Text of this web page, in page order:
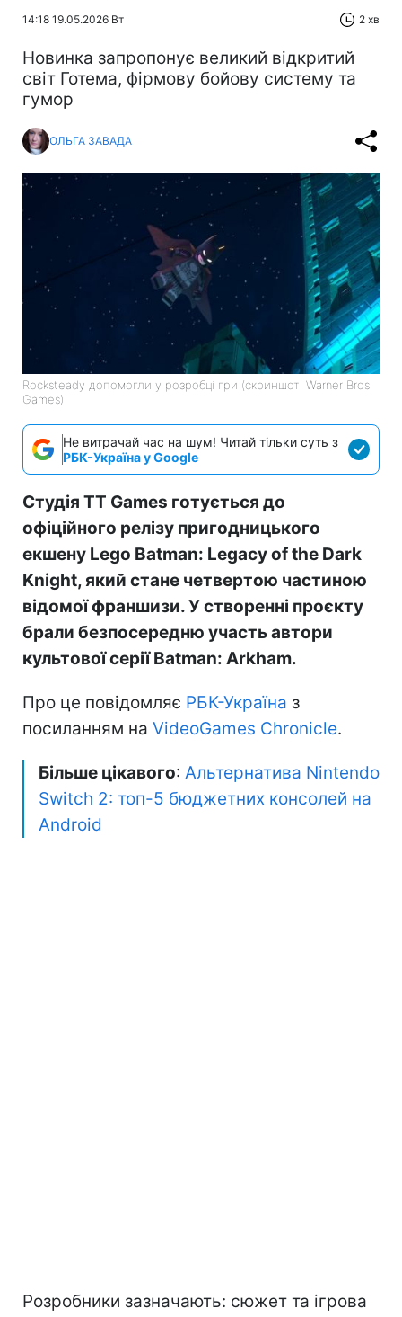
14:18 19.05.2026 Вт 2 хв
Новинка запропонує великий відкритий
світ Готема, фірмову бойову систему та
гумор
ОЛЬГА ЗАВАДА
Rocksteady допомогли у розробці гри (скриншот: Warner Bros.
Games)
Не витрачай час на шум! Читай тільки суть з
РБК-Україна у Google
Студія TT Games готується до
офіційного релізу пригодницького
екшену Lego Batman: Legacy of the Dark
Knight, який стане четвертою частиною
відомої франшизи. У створенні проєкту
брали безпосередню участь автори
культової серії Batman: Arkham.
Про це повідомляє РБК-Україна з
посиланням на VideoGames Chronicle.
Більше цікавого: Альтернатива Nintendo
Switch 2: топ-5 бюджетних консолей на
Android
Розробники зазначають: сюжет та ігрова